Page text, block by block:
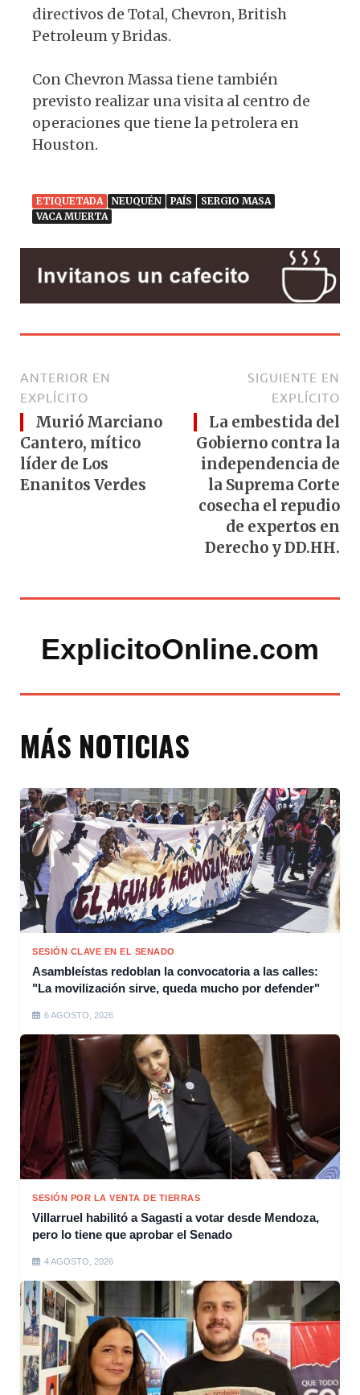
directivos de Total, Chevron, British
Petroleum y Bridas.
Con Chevron Massa tiene también
previsto realizar una visita al centro de
operaciones que tiene la petrolera en
Houston.
ETIQUETADA NEUQUÉN PAÍS
SERGIO MASA
VACA MUERTA
ANTERIOR EN
EXPLÍCITO
Murió Marciano
Cantero, mítico
líder de Los
Enanitos Verdes
SIGUIENTE EN
EXPLÍCITO
La embestida del
Gobierno contra la
independencia de
la Suprema Corte
cosecha el repudio
de expertos en
Derecho y DD.HH.
ExplicitoOnline.com
MÁS NOTICIAS
SESIÓN CLAVE EN EL SENADO
Asambleístas redoblan la convocatoria a las calles:
"La movilización sirve, queda mucho por defender"
6 AGOSTO, 2026
SESIÓN POR LA VENTA DE TIERRAS
Villarruel habilitó a Sagasti a votar desde Mendoza,
pero lo tiene que aprobar el Senado
4 AGOSTO, 2026